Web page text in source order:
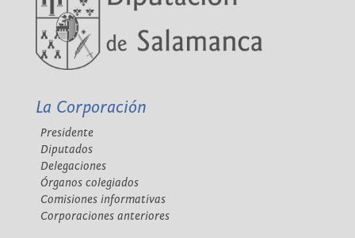
La Corporación
Presidente
Diputados
Delegaciones
Órganos colegiados
Comisiones informativas
Corporaciones anteriores